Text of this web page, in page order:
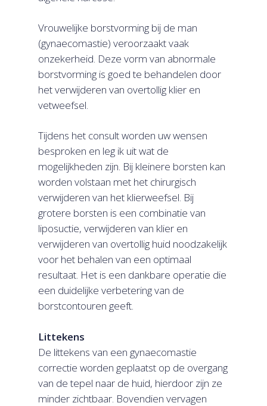
Vrouwelijke borstvorming bij de man
(gynaecomastie) veroorzaakt vaak
onzekerheid. Deze vorm van abnormale
borstvorming is goed te behandelen door
het verwijderen van overtollig klier en
vetweefsel.
Tijdens het consult worden uw wensen
besproken en leg ik uit wat de
mogelijkheden zijn. Bij kleinere borsten kan
worden volstaan met het chirurgisch
verwijderen van het klierweefsel. Bij
grotere borsten is een combinatie van
liposuctie, verwijderen van klier en
verwijderen van overtollig huid noodzakelijk
voor het behalen van een optimaal
resultaat. Het is een dankbare operatie die
een duidelijke verbetering van de
borstcontouren geeft.
Littekens
De littekens van een gynaecomastie
correctie worden geplaatst op de overgang
van de tepel naar de huid, hierdoor zijn ze
minder zichtbaar. Bovendien vervagen